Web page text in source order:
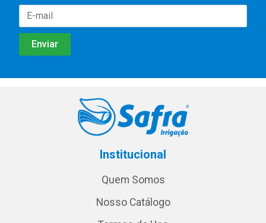
Institucional
Quem Somos
Nosso Catálogo